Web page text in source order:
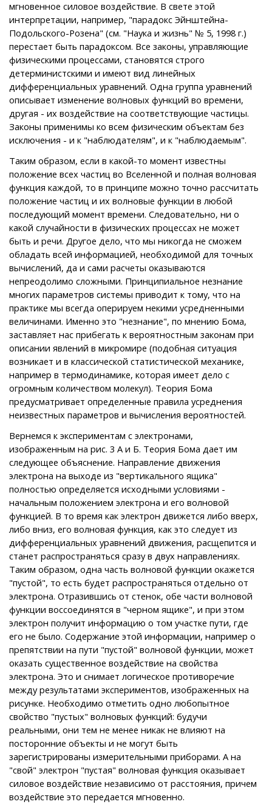
мгновенное силовое воздействие. В свете этой
интерпретации, например, "парадокс Эйнштейна-
Подольского-Розена" (см. "Наука и жизнь" № 5, 1998 г.)
перестает быть парадоксом. Все законы, управляющие
физическими процессами, становятся строго
детерминистскими и имеют вид линейных
дифференциальных уравнений. Одна группа уравнений
описывает изменение волновых функций во времени,
другая - их воздействие на соответствующие частицы.
Законы применимы ко всем физическим объектам без
исключения - и к "наблюдателям", и к "наблюдаемым".
Таким образом, если в какой-то момент известны
положение всех частиц во Вселенной и полная волновая
функция каждой, то в принципе можно точно рассчитать
положение частиц и их волновые функции в любой
последующий момент времени. Следовательно, ни о
какой случайности в физических процессах не может
быть и речи. Другое дело, что мы никогда не сможем
обладать всей информацией, необходимой для точных
вычислений, да и сами расчеты оказываются
непреодолимо сложными. Принципиальное незнание
многих параметров системы приводит к тому, что на
практике мы всегда оперируем некими усредненными
величинами. Именно это "незнание", по мнению Бома,
заставляет нас прибегать к вероятностным законам при
описании явлений в микромире (подобная ситуация
возникает и в классической статистической механике,
например в термодинамике, которая имеет дело с
огромным количеством молекул). Теория Бома
предусматривает определенные правила усреднения
неизвестных параметров и вычисления вероятностей.
Вернемся к экспериментам с электронами,
изображенным на рис. 3 А и Б. Теория Бома дает им
следующее объяснение. Направление движения
электрона на выходе из "вертикального ящика"
полностью определяется исходными условиями -
начальным положением электрона и его волновой
функцией. В то время как электрон движется либо вверх,
либо вниз, его волновая функция, как это следует из
дифференциальных уравнений движения, расщепится и
станет распространяться сразу в двух направлениях.
Таким образом, одна часть волновой функции окажется
"пустой", то есть будет распространяться отдельно от
электрона. Отразившись от стенок, обе части волновой
функции воссоединятся в "черном ящике", и при этом
электрон получит информацию о том участке пути, где
его не было. Содержание этой информации, например о
препятствии на пути "пустой" волновой функции, может
оказать существенное воздействие на свойства
электрона. Это и снимает логическое противоречие
между результатами экспериментов, изображенных на
рисунке. Необходимо отметить одно любопытное
свойство "пустых" волновых функций: будучи
реальными, они тем не менее никак не влияют на
посторонние объекты и не могут быть
зарегистрированы измерительными приборами. А на
"свой" электрон "пустая" волновая функция оказывает
силовое воздействие независимо от расстояния, причем
воздействие это передается мгновенно.